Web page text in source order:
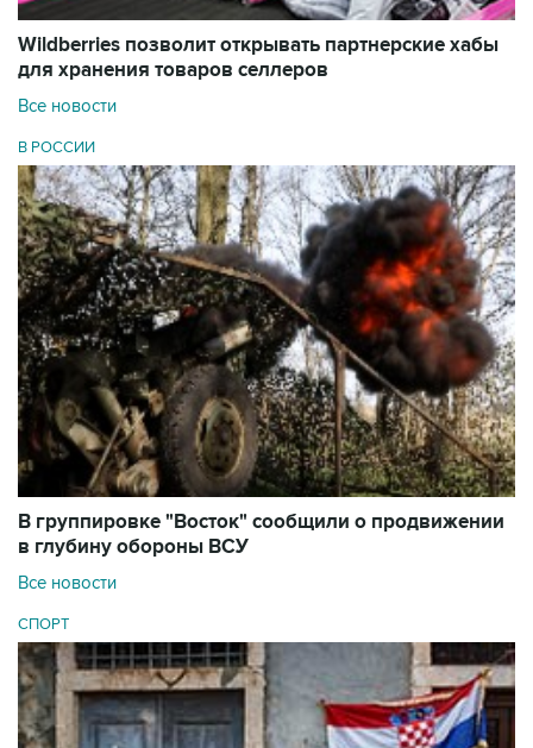
Wildberries позволит открывать партнерские хабы
для хранения товаров селлеров
Все новости
В РОССИИ
В группировке "Восток" сообщили о продвижении
в глубину обороны ВСУ
Все новости
СПОРТ